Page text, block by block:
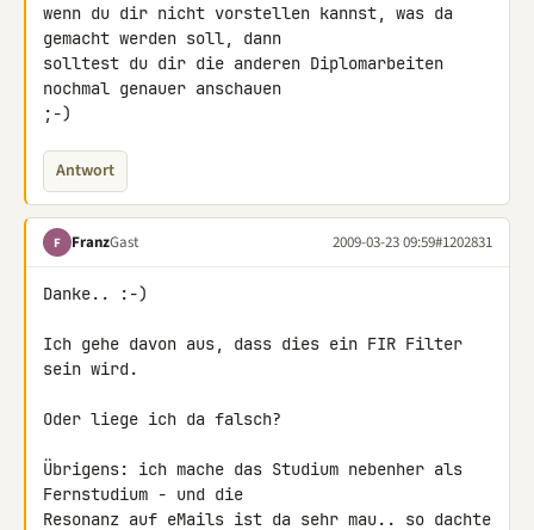
wenn du dir nicht vorstellen kannst, was da
gemacht werden soll, dann
solltest du dir die anderen Diplomarbeiten
nochmal genauer anschauen
;-)
Antwort
F FranzGast 2009-03-23 09:59#1202831
Danke.. :-)
Ich gehe davon aus, dass dies ein FIR Filter
sein wird.
Oder liege ich da falsch?
Übrigens: ich mache das Studium nebenher als
Fernstudium - und die
Resonanz auf eMails ist da sehr mau.. so dachte